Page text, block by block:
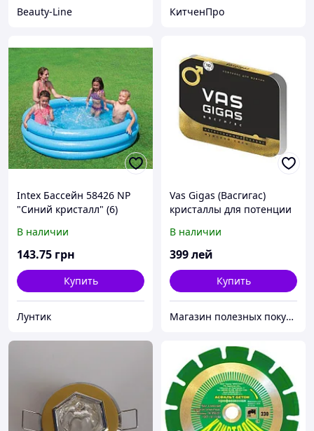
Beauty-Line КитченПро
Intex Бассейн 58426 NP
"Синий кристалл" (6)
объёмом 324л, весом
1,43кг, от 3 лет
В наличии
143.75 грн
Купить
Лунтик
Vas Gigas (Васгигас)
кристаллы для потенции
В наличии
399лей
Купить
Магазин полезных покупок "Goodbuy"